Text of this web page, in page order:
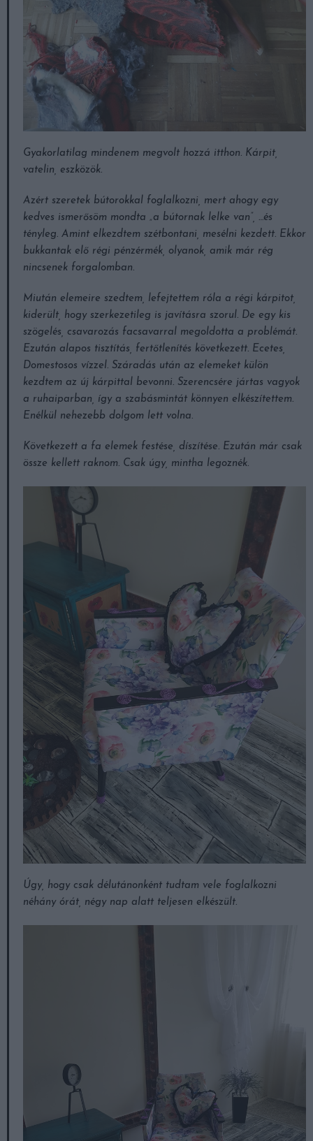
Gyakorlatilag mindenem megvolt hozzá itthon. Kárpit,
vatelin, eszközök.
Azért szeretek bútorokkal foglalkozni, mert ahogy egy
kedves ismerősöm mondta „a bútornak lelke van”, …és
tényleg. Amint elkezdtem szétbontani, mesélni kezdett. Ekkor
bukkantak elő régi pénzérmék, olyanok, amik már rég
nincsenek forgalomban.
Miután elemeire szedtem, lefejtettem róla a régi kárpitot,
kiderült, hogy szerkezetileg is javításra szorul. De egy kis
szögelés, csavarozás facsavarral megoldotta a problémát.
Ezután alapos tisztítás, fertőtlenítés következett. Ecetes,
Domestosos vízzel. Száradás után az elemeket külön
kezdtem az új kárpittal bevonni. Szerencsére jártas vagyok
a ruhaiparban, így a szabásmintát könnyen elkészítettem.
Enélkül nehezebb dolgom lett volna.
Következett a fa elemek festése, díszítése. Ezután már csak
össze kellett raknom. Csak úgy, mintha legoznék.
Úgy, hogy csak délutánonként tudtam vele foglalkozni
néhány órát, négy nap alatt teljesen elkészült.